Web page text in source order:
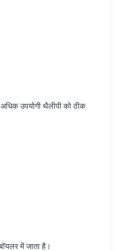
उपयोगी थैलीपी को ठीक
में जाता है।